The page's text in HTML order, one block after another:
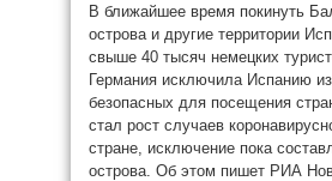
В ближайшее время покинуть
острова и другие территории
свыше 40 тысяч немецких
Германия исключила Испанию
безопасных для посещения
стал рост случаев
стране, исключение пока
острова. Об этом пишет РИА